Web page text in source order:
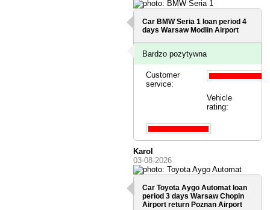
Car BMW Seria 1 loan period 4
daysWarsaw Modlin Airport
Bardzo pozytywna
Customer
service:
Vehicle
rating:
Karol
03-08-2026
Car Toyota Aygo Automat loan
period 3 daysWarsaw Chopin
Airport return Poznan Airport